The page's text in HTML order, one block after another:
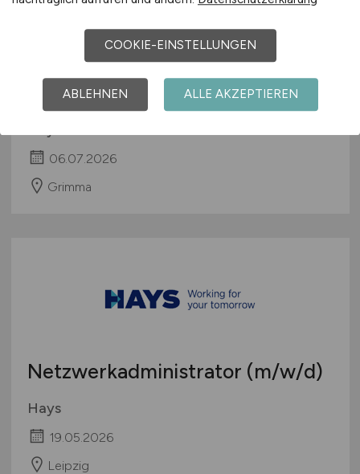
IT Systemadministrator(m/w/d)
06.07.2026
Grimma
Netzwerkadministrator (m/w/d)
Hays
19.05.2026
Leipzig
COOKIE-EINSTELLUNGEN
ABLEHNEN ALLE AKZEPTIEREN